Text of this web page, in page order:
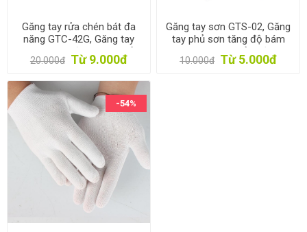
Găng tay rửa chén bát đa
năng GTC-42G, Găng tay
cao su dọn vệ sinh nhà cửa
Làm vườn
20.000đ Từ 9.000đ
Găng tay sơn GTS-02, Găng
tay phủ sơn tăng độ bám
dính, Găng tay bảo hộ lao
động
10.000đ Từ 5.000đ
-54%